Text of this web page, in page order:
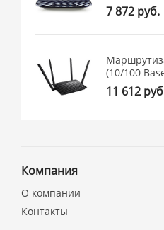
7 872 руб.
(10/100
11 612
Компания
О компании
Контакты